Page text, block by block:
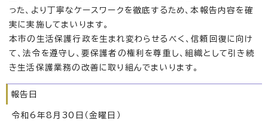
った、より丁寧なケースワークを徹底するため、本報告内容を確
実に実施してまいります。
本市の生活保護行政を生まれ変わらせるべく、信頼回復に向け
て、法令を遵守し、要保護者の権利を尊重し、組織として引き続
き生活保護業務の改善に取り組んでまいります。
報告日
令和6年8月30日（金曜日）